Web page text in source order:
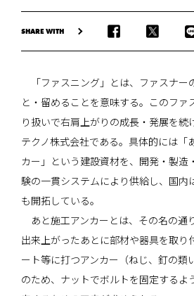
SHARE WITH
「ファスニング」とは、ファスナー
と・留めることを意味する。このファ
り扱いで右肩上がりの成長・発展を続
テクノ株式会社である。具体的には「
カー」という建設資材を、開発・製造
験の一貫システムにより供給し、国内
も開拓している。
あと施工アンカーとは、その名の通
出来上がったあとに部材や器具を取り
ート等に打つアンカー（ねじ、釘の類
のため、ナットでボルトを固定するよ